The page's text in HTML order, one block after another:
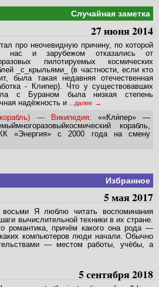
Случайная заметка
27 июня 2014
про неочевидную причину, по которой
и зарубежом отказались от
пилотируемых космических
_с_крыльями_ (в частности, если кто
была такая недавняя отечественная
- Клипер). Что у существовавших
с Бураном была низкая степень
надёжность и...далее
— Википедия : ««Кли́пер» —
корабль,
«Энергия» с 2000 года на смену
Избранное
5 мая 2017
Я люблю читать воспоминания
вычислительной техники в их стране.
романтика, причём какого она рода —
компьютеров люди начали. Обычно
— местом работы, учёбы, а